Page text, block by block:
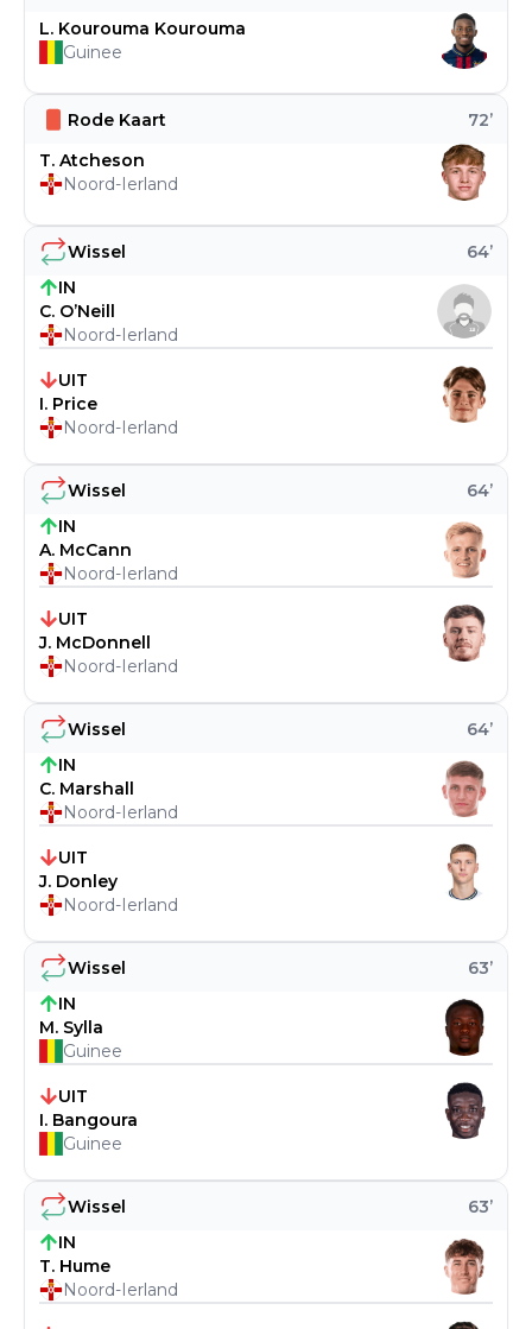
Wissel 63’
IN
T. Hume
Noord-Ierland
Wissel 63’
IN
M. Sylla
Guinee
UIT
I. Bangoura
Guinee
Wissel 64’
IN
C. Marshall
Noord-Ierland
UIT
J. Donley
Noord-Ierland
Wissel 64’
IN
A. McCann
Noord-Ierland
UIT
J. McDonnell
Noord-Ierland
Wissel 64’
IN
C. O’Neill
Noord-Ierland
UIT
I. Price
Noord-Ierland
Rode Kaart 72’
T. Atcheson
Noord-Ierland
L. Kourouma Kourouma
Guinee